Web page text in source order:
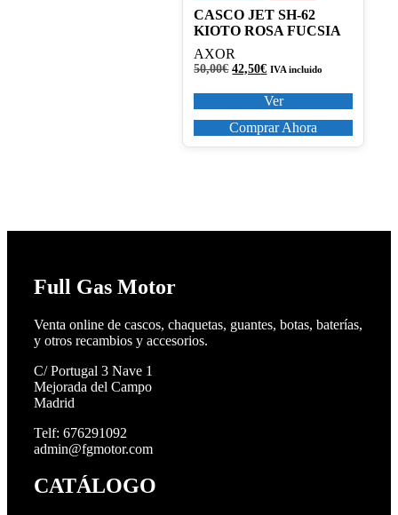
CASCO JET SH-62
KIOTO ROSA FUCSIA
AXOR
50,00€ El
original
era:
50,00€.
42,50€El
actual
es:
42,50€.
IVA incluido
Ver
Las
opciones
se
pueden
elegir
producto
Comprar Ahora
Full Gas Motor
Venta online de cascos, chaquetas, guantes, botas, baterías,
y otros recambios y accesorios.
C/ Portugal 3 Nave 1
Mejorada del Campo
Madrid
Telf: 676291092
admin@fgmotor.com
CATÁLOGO